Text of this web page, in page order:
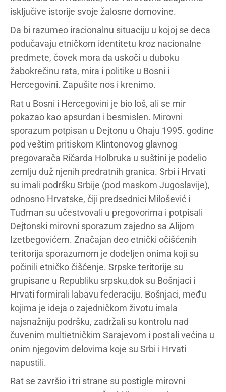
isključive istorije svoje žalosne domovine.
Da bi razumeo iracionalnu situaciju u kojoj se deca
podučavaju etničkom identitetu kroz nacionalne
predmete, čovek mora da uskoči u duboku
žabokrečinu rata, mira i politike u Bosni i
Hercegovini. Zapušite nos i krenimo.
Rat u Bosni i Hercegovini je bio loš, ali se mir
pokazao kao apsurdan i besmislen. Mirovni
sporazum potpisan u Dejtonu u Ohaju 1995. godine
pod veštim pritiskom Klintonovog glavnog
pregovarača Ričarda Holbruka u suštini je podelio
zemlju duž njenih predratnih granica. Srbi i Hrvati
su imali podršku Srbije (pod maskom Jugoslavije),
odnosno Hrvatske, čiji predsednici Milošević i
Tuđman su učestvovali u pregovorima i potpisali
Dejtonski mirovni sporazum zajedno sa Alijom
Izetbegovićem. Značajan deo etnički očišćenih
teritorija sporazumom je dodeljen onima koji su
počinili etničko čišćenje. Srpske teritorije su
grupisane u Republiku srpsku,dok su Bošnjaci i
Hrvati formirali labavu federaciju. Bošnjaci, među
kojima je ideja o zajedničkom životu imala
najsnažniju podršku, zadržali su kontrolu nad
čuvenim multietničkim Sarajevom i postali većina u
onim njegovim delovima koje su Srbi i Hrvati
napustili.
Rat se završio i tri strane su postigle mirovni